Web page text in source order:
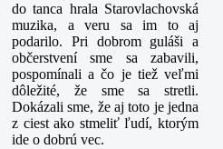
do tanca hrala Starovlachovská
muzika, a veru sa im to aj
podarilo. Pri dobrom guláši a
občerstvení sme sa zabavili,
pospomínali a čo je tiež veľmi
dôležité, že sme sa stretli.
Dokázali sme, že aj toto je jedna
z ciest ako stmeliť ľudí, ktorým
ide o dobrú vec.